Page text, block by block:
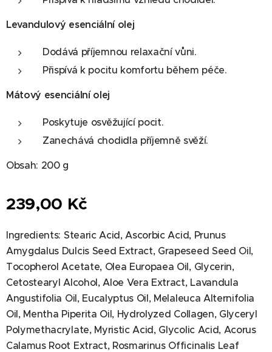
Levandulový esenciální olej
Dodává příjemnou relaxační vůni.
Přispívá k pocitu komfortu během péče.
Mátový esenciální olej
Poskytuje osvěžující pocit.
Zanechává chodidla příjemně svěží.
Obsah: 200 g
239,00 Kč
Ingredients: Stearic Acid, Ascorbic Acid, Prunus
Amygdalus Dulcis Seed Extract, Grapeseed Seed Oil,
Tocopherol Acetate, Olea Europaea Oil, Glycerin,
Cetostearyl Alcohol, Aloe Vera Extract, Lavandula
Angustifolia Oil, Eucalyptus Oil, Melaleuca Alternifolia
Oil, Mentha Piperita Oil, Hydrolyzed Collagen, Glyceryl
Polymethacrylate, Myristic Acid, Glycolic Acid, Acorus
Calamus Root Extract, Rosmarinus Officinalis Leaf